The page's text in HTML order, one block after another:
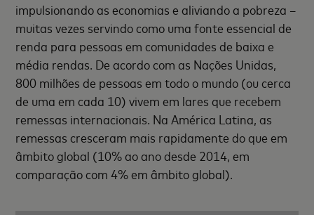
impulsionando as economias e aliviando a pobreza –
muitas vezes servindo como uma fonte essencial de
renda para pessoas em comunidades de baixa e
média rendas. De acordo com as Nações Unidas,
800 milhões de pessoas em todo o mundo (ou cerca
de uma em cada 10) vivem em lares que recebem
remessas internacionais. Na América Latina, as
remessas cresceram mais rapidamente do que em
âmbito global (10% ao ano desde 2014, em
comparação com 4% em âmbito global).